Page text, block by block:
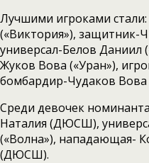
Лучшими игроками
(«Виктория»), защитник-
универсал-Белов
Жуков Вова («Уран»),
бомбардир-Чудаков
Среди девочек
Наталия (ДЮСШ),
(«Волна»), нападающая-
(ДЮСШ).